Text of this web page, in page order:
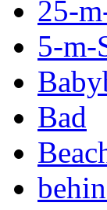
25-
5-m-
Bad